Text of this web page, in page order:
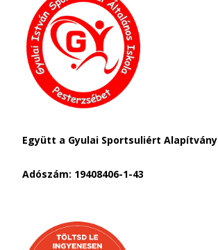
Együtt a Gyulai Sportsuliért Alapítvány
Adószám: 19408406-1-43